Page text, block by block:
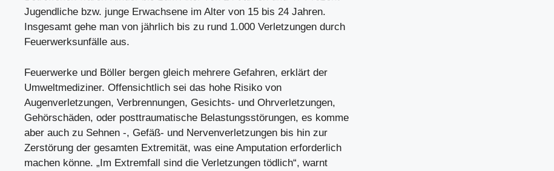
Jugendliche bzw. junge Erwachsene im Alter von 15 bis 24 Jahren.
Insgesamt gehe man von jährlich bis zu rund 1.000 Verletzungen durch
Feuerwerksunfälle aus.
Feuerwerke und Böller bergen gleich mehrere Gefahren, erklärt der
Umweltmediziner. Offensichtlich sei das hohe Risiko von
Augenverletzungen, Verbrennungen, Gesichts- und Ohrverletzungen,
Gehörschäden, oder posttraumatische Belastungsstörungen, es komme
aber auch zu Sehnen -, Gefäß- und Nervenverletzungen bis hin zur
Zerstörung der gesamten Extremität, was eine Amputation erforderlich
machen könne. „Im Extremfall sind die Verletzungen tödlich“, warnt